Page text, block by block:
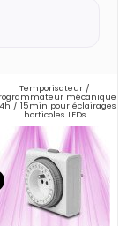
Temporisateur /
mécanique
/ 15min pour éclairages
horticoles LEDs